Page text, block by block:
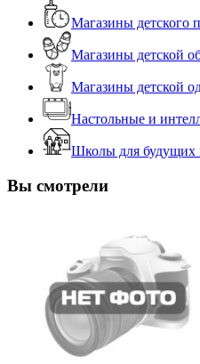
Магазины детского
Магазины детской
Магазины детской
Настольные и
Школы для будущих
Вы смотрели